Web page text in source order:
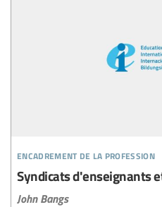
encadrement de la profession
Syndicats d'enseignants
John Bangs